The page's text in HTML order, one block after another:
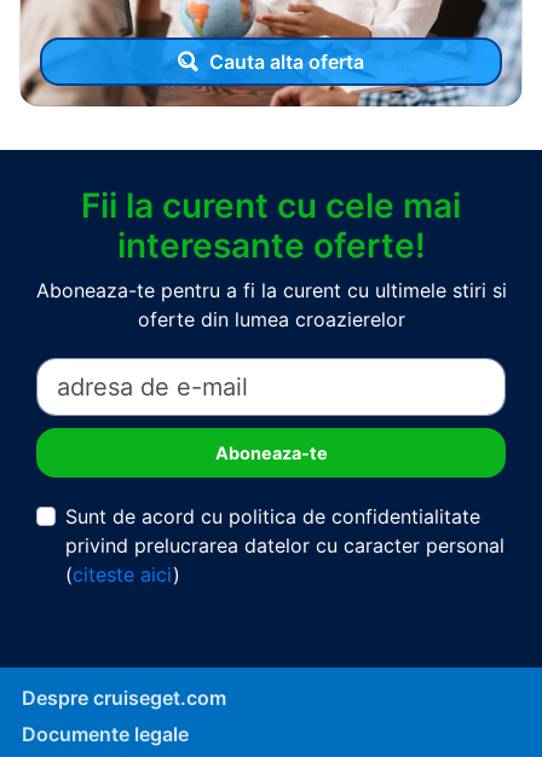
Cauta alta oferta
Fii la curent cu cele mai
interesante oferte!
Aboneaza-te pentru a fi la curent cu ultimele stiri si
oferte din lumea croazierelor
Sunt de acord cu politica de confidentialitate
privind prelucrarea datelor cu caracter personal
(citeste aici)
Despre cruiseget.com
Documente legale